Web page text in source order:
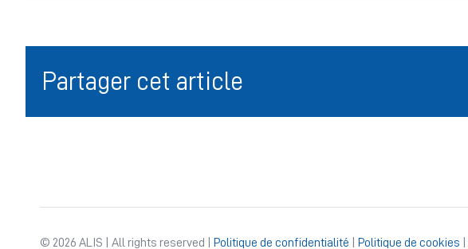
Partager cet article
© 2026 ALIS | All rights reserved | Politique de confidentialité Politique de cookies